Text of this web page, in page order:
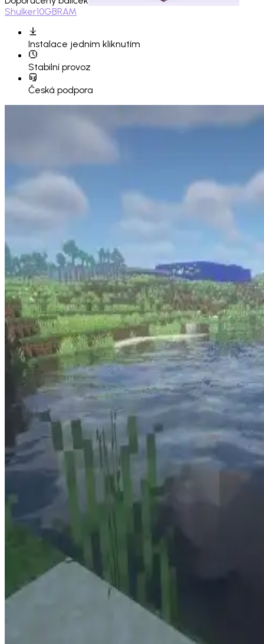
Shulker10GBRAM
Instalace jedním kliknutím
Stabilní provoz
Česká podpora